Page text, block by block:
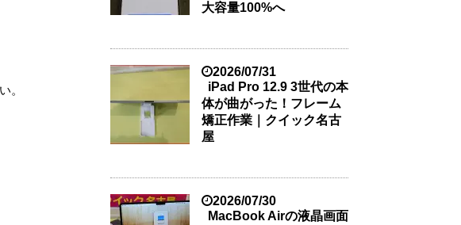
。
大容量100%へ
2026/07/31
iPad Pro 12.9 3世代の本
体が曲がった！フレーム
矯正作業｜クイック名古
屋
2026/07/30
MacBook Airの液晶画面